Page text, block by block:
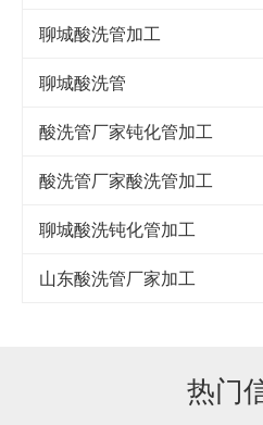
聊城酸洗管加工
聊城酸洗管
酸洗管厂家钝化管加工
酸洗管厂家酸洗管加工
聊城酸洗钝化管加工
山东酸洗管厂家加工
热门